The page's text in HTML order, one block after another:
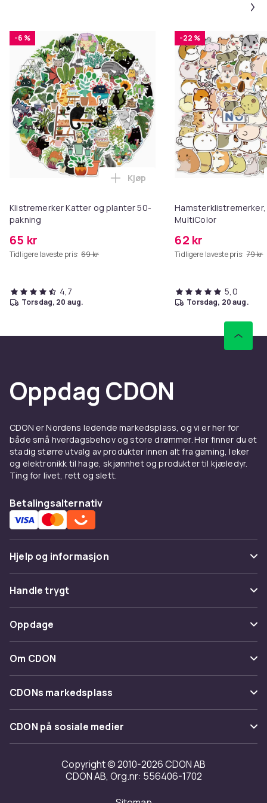
-6 %
Klistremerker Katter og planter 50-
pakning
65 kr
Tidligere laveste pris: 69 kr
Legg Klistremerker Katter og
Kjøp
4,7
torsdag, 20 aug.
-22 %
MultiColor
62 kr
Tidligere laveste pris: 79 kr
5,0
torsdag, 20 aug.
Oppdag CDON
CDON er Nordens ledende markedsplass, og vi er her for
både små hverdagsbehov og store drømmer. Her finner du et
stadig større utvalg av produkter innen alt fra gaming, leker
og elektronikk til hage, skjønnhet og produkter til kjæledyr.
Ting for livet, rett og slett.
Betalingsalternativ
Hjelp og informasjon
Vanlige spørsmål
Spor pakke
Angre & returner her
Kontakt oss
Handle trygt
Betaling
Levering
Tilbakekallinger
Oppdage
Kategorier
Varemerker
Om CDON
Om oss
Kundeanmeldelser
Jobbe på CDON
Investor relations
Tilgjengelighet
CDONs markedsplass
Merchant Help Center
CDON på sosiale medier
Copyright © 2010-2026 CDON AB
CDON AB, Org.nr: 556406-1702